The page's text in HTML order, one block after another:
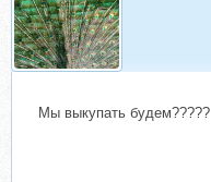
Мы выкупать будем?????